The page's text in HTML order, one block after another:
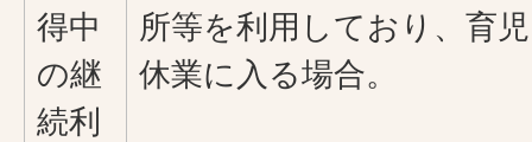
得中
の継
続利
所等を利用しており、育児
休業に入る場合。